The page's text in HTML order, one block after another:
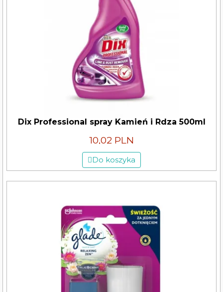
Dix Professional spray Kamień i Rdza 500ml
10,02 PLN
Do koszyka